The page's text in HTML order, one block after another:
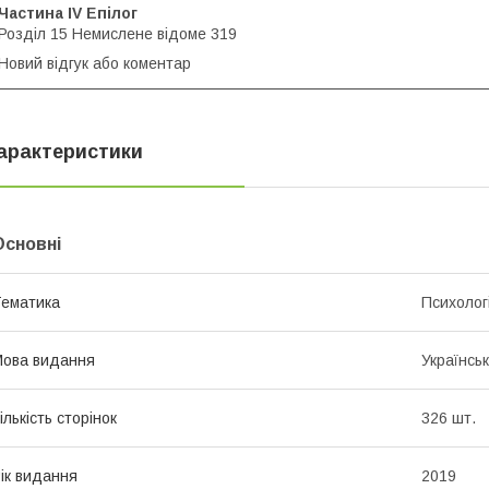
Частина ІV Епілог
15 Немислене відоме 319
відгук або коментар
видання
сторінок 326 шт.
видання 2019